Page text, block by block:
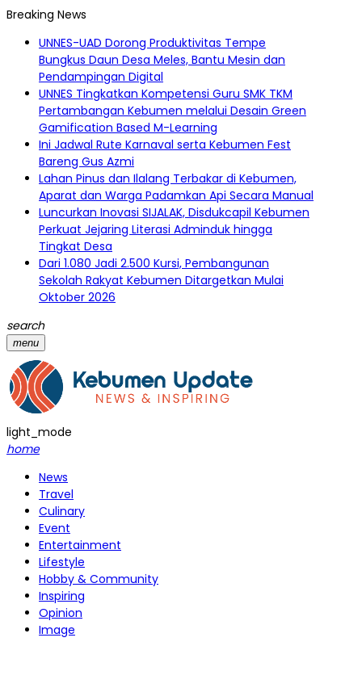
Breaking News
UNNES-UAD Dorong Produktivitas Tempe
Bungkus Daun Desa Meles, Bantu Mesin dan
Pendampingan Digital
UNNES Tingkatkan Kompetensi Guru SMK TKM
Pertambangan Kebumen melalui Desain Green
Gamification Based M-Learning
Ini Jadwal Rute Karnaval serta Kebumen Fest
Bareng Gus Azmi
Lahan Pinus dan Ilalang Terbakar di Kebumen,
Aparat dan Warga Padamkan Api Secara Manual
Luncurkan Inovasi SIJALAK, Disdukcapil Kebumen
Perkuat Jejaring Literasi Adminduk hingga
Tingkat Desa
Dari 1.080 Jadi 2.500 Kursi, Pembangunan
Sekolah Rakyat Kebumen Ditargetkan Mulai
Oktober 2026
search
menu
light_mode
home
News
Travel
Culinary
Event
Entertainment
Lifestyle
Hobby & Community
Inspiring
Opinion
Image